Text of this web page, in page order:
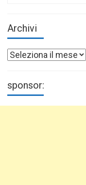
Archivi
Archivi
sponsor: